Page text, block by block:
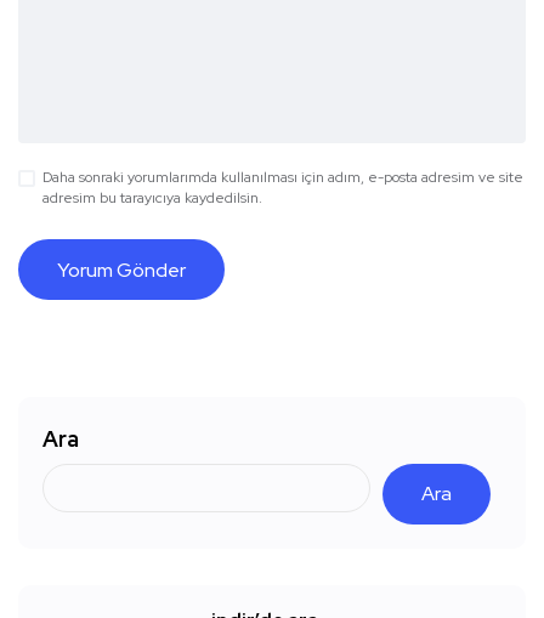
Daha sonraki yorumlarımda kullanılması için adım, e-posta adresim ve site
adresim bu tarayıcıya kaydedilsin.
Ara
Ara